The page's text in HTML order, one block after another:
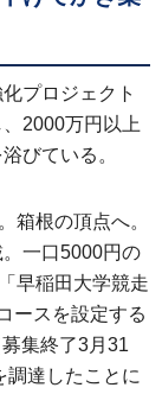
プロジェクト
2000万円以上
びている。
箱根の頂点へ。
一口5000円の
早稲田大学競走
ースを設定する
集終了3月31
調達したことに